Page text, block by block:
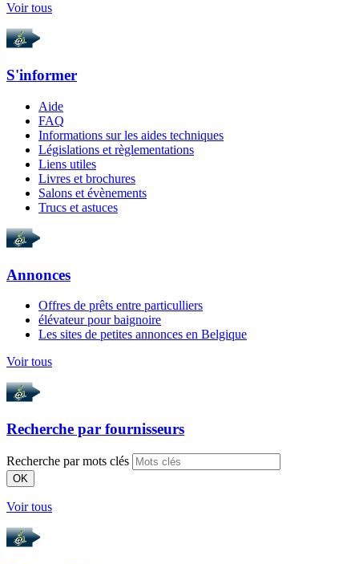
Voir tous
S'informer
Aide
FAQ
Informations sur les aides techniques
Législations et règlementations
Liens utiles
Livres et brochures
Salons et évènements
Trucs et astuces
Annonces
Offres de prêts entre particulliers
élévateur pour baignoire
Les sites de petites annonces en Belgique
Voir tous
Recherche par fournisseurs
Recherche par mots clés
OK
Voir tous